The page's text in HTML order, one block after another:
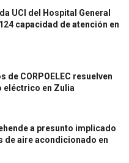
UCI del Hospital General
capacidad de atención en
de CORPOELEC resuelven
eléctrico en Zulia
a presunto implicado
de aire acondicionado en